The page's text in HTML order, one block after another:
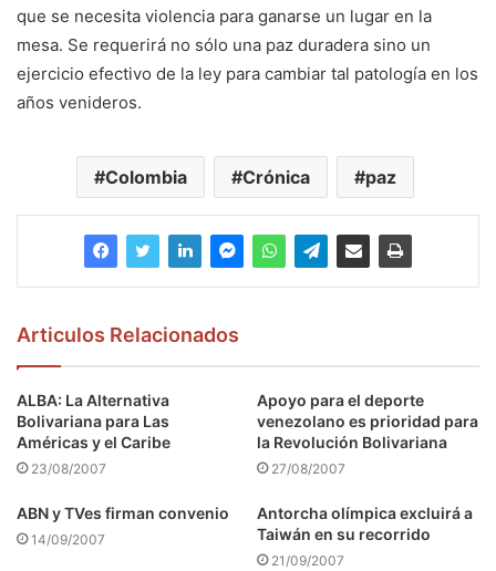
que se necesita violencia para ganarse un lugar en la
mesa. Se requerirá no sólo una paz duradera sino un
ejercicio efectivo de la ley para cambiar tal patología en los
años venideros.
Colombia Crónica paz
Articulos Relacionados
ALBA: La Alternativa
Bolivariana para Las
Américas y el Caribe
23/08/2007
Apoyo para el deporte
venezolano es prioridad para
la Revolución Bolivariana
27/08/2007
ABN y TVes firman convenio
14/09/2007
Antorcha olímpica excluirá a
Taiwán en su recorrido
21/09/2007